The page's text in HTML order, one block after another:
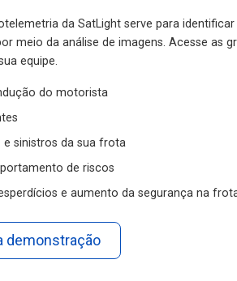
da SatLight serve para
meio da análise de imagens. Acesse as
equipe.
do motorista
sinistros da sua frota
de riscos
e aumento da segurança na frota
demonstração